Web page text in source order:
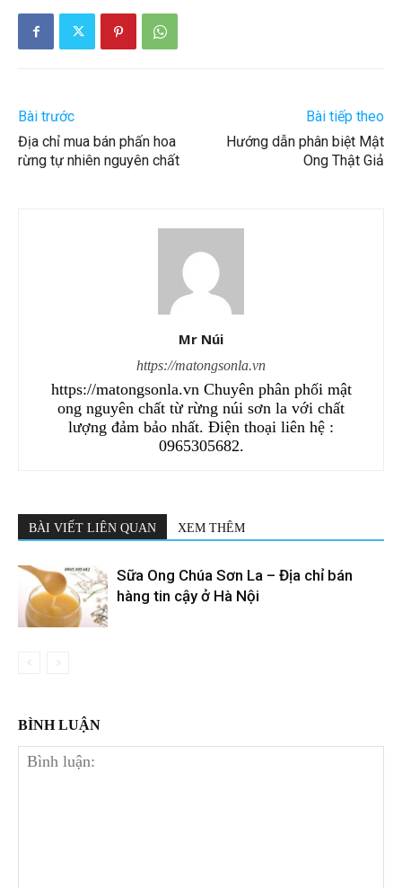
Bài trước
Địa chỉ mua bán phấn hoa
rừng tự nhiên nguyên chất
Bài tiếp theo
Hướng dẫn phân biệt Mật
Ong Thật Giả
Mr Núi
https://matongsonla.vn
https://matongsonla.vn Chuyên phân phối mật
ong nguyên chất từ rừng núi sơn la với chất
lượng đảm bảo nhất. Điện thoại liên hệ :
0965305682.
BÀI VIẾT LIÊN QUAN XEM THÊM
Sữa Ong Chúa Sơn La – Địa chỉ bán
hàng tin cậy ở Hà Nội
BÌNH LUẬN